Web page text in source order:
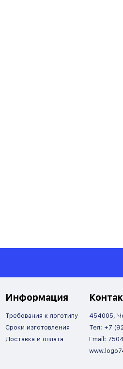
Информация
Требования к логотипу
Сроки изготовления
Доставка и оплата
454005,
Тел: +7
Email: